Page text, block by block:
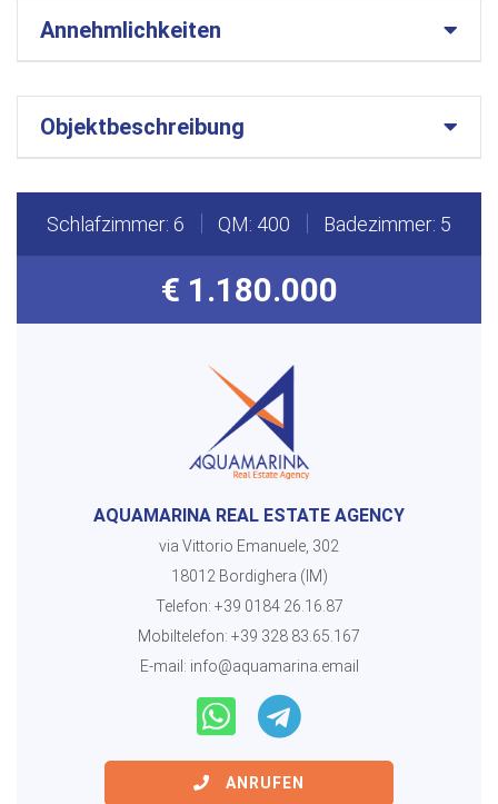
Annehmlichkeiten
Objektbeschreibung
Schlafzimmer: 6 QM: 400 Badezimmer: 5
€ 1.180.000
AQUAMARINA REAL ESTATE AGENCY
via Vittorio Emanuele, 302
18012 Bordighera (IM)
Telefon: +39 0184 26.16.87
Mobiltelefon: +39 328 83.65.167
E-mail: info@aquamarina.email
ANRUFEN